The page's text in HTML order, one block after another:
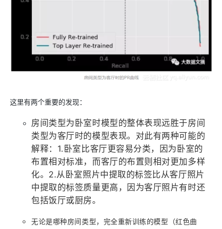
这里有两个重要的发现：
房间类型为卧室时模型的整体表现远胜于房间
类型为客厅时的模型表现。对此有两种可能的
解释：1.卧室比客厅更容易分类，因为卧室的
布置相对标准，而客厅的布置则相对更加多样
化。2.从卧室照片中提取的标签比从客厅照片
中提取的标签质量更高，因为客厅照片有时还
包括饭厅或厨房。
无论是哪种房间类型，完全重新训练的模型（红色曲